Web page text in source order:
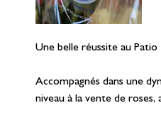
Une belle réussite au Patio
Accompagnés dans une
niveau à la vente de